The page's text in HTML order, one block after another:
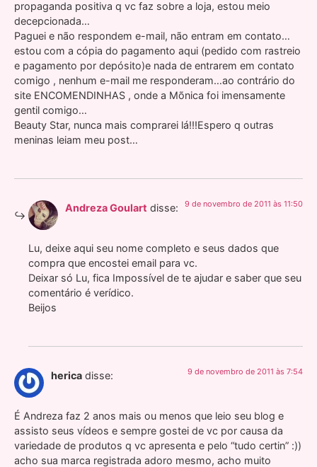
propaganda positiva q vc faz sobre a loja, estou meio
decepcionada…
Paguei e não respondem e-mail, não entram em contato…
estou com a cópia do pagamento aqui (pedido com rastreio
e pagamento por depósito)e nada de entrarem em contato
comigo , nenhum e-mail me responderam…ao contrário do
site ENCOMENDINHAS , onde a Mõnica foi imensamente
gentil comigo…
Beauty Star, nunca mais comprarei lá!!!Espero q outras
meninas leiam meu post…
Andreza Goulart disse: 9 de novembro de 2011 às 11:50
Lu, deixe aqui seu nome completo e seus dados que
compra que encostei email para vc.
Deixar só Lu, fica Impossível de te ajudar e saber que seu
comentário é verídico.
Beijos
herica disse: 9 de novembro de 2011 às 7:54
É Andreza faz 2 anos mais ou menos que leio seu blog e
assisto seus vídeos e sempre gostei de vc por causa da
variedade de produtos q vc apresenta e pelo “tudo certin” :))
acho sua marca registrada adoro mesmo, acho muito